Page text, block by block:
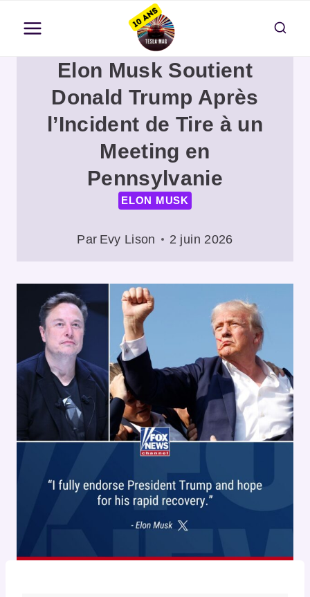
contenu Elon Musk Soutient
Donald Trump Après
l’Incident de Tire à un
Meeting en
Pennsylvanie
ELON MUSK
Par Evy Lison 2 juin 2026